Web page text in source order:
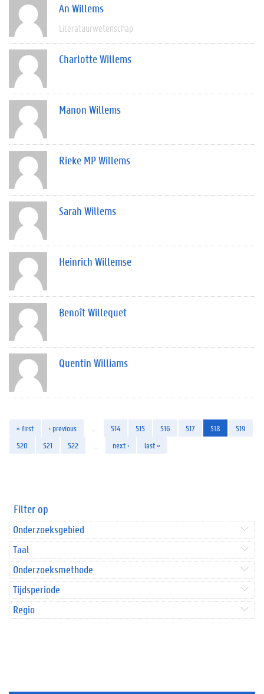
An Willems
Literatuurwetenschap
Charlotte Willems
Manon Willems
Rieke MP Willems
Sarah Willems
Heinrich Willemse
Benoît Willequet
Quentin Williams
« first ‹ previous 514 515 516 517 518
519
520
521 522 next › last »
Filter op
Onderzoeksgebied
Taal
Onderzoeksmethode
Tijdsperiode
Regio